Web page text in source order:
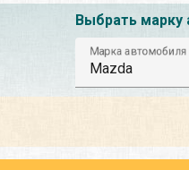
Выбрать марку
Марка автомобиля
Mazda